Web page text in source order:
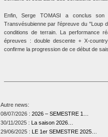
Enfin, Serge TOMASI a conclus
Transvésubienne par l'épreuve du "Loup
conditions de terrain. La performance
épreuves : double descente + X-
confirme la progression de ce début de
Autre news:
08/07/2026 : 2026 – SEMESTRE 1…
30/11/2025 : La saison 2026…
29/06/2025 : LE 1er SEMESTRE 2025…